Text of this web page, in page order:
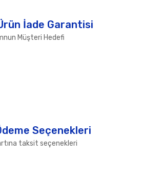
İade Garantisi
Müşteri Hedefi
Seçenekleri
taksit seçenekleri